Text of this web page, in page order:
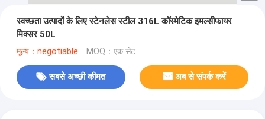
स्वच्छता उत्पादों के लिए स्टेनलेस स्टील 316L कॉस्मेटिक इमल्सीफायर
मिक्सर 50L
मूल्य：negotiable MOQ：एक सेट
सबसे अच्छी कीमत अब से संपर्क करें